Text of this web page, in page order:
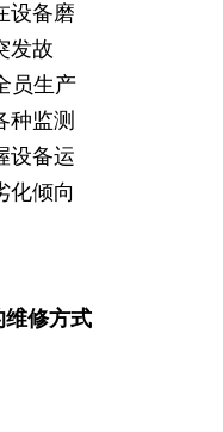
设备磨
发故
员生产
种监测
设备运
化倾向
维修方式